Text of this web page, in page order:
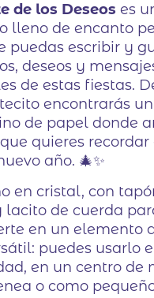
de los Deseos es
lleno de encanto
puedas escribir y
deseos y
de estas fiestas.
encontrarás un
de papel donde
quieres recordar
año. 🎄✨
en cristal, con
lacito de cuerda
en un elemento
puedes usarlo
en un centro de
o como